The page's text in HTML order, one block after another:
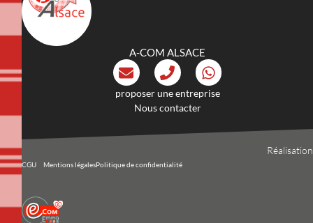
A-COM ALSACE
proposer une entreprise
Nous contacter
CGU Mentions légalesPolitique de confidentialité
Réalisation